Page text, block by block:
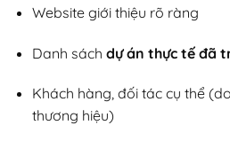
Website giới thiệu rõ ràng
Danh sách dự án thực tế đã
Khách hàng, đối tác cụ thể
thương hiệu)